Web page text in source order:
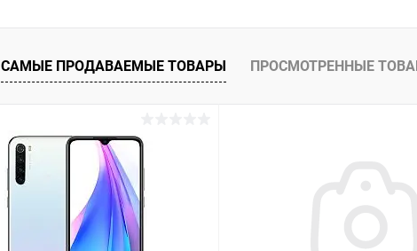
САМЫЕ ПРОДАВАЕМЫЕ ТОВАРЫ ПРОСМОТРЕННЫЕ